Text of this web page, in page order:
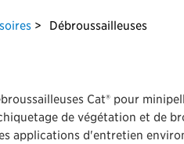
Débroussailleuses
Cat® pour
de végétation et de
applications d'entretien